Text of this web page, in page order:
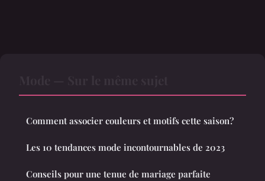
Comment associer couleurs et motifs cette saison?
Les 10 tendances mode incontournables de 2023
Conseils pour une tenue de mariage parfaite